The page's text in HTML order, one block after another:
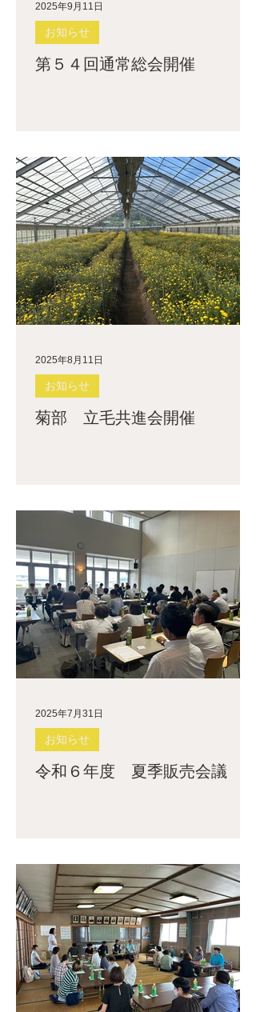
第５４回通常総会開催
お知らせ
2025年9月11日
菊部 立毛共進会開催
お知らせ
2025年8月11日
令和６年度 夏季販売会議
お知らせ
2025年7月31日